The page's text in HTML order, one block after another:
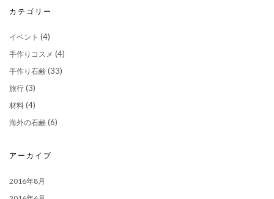
カテゴリー
イベント (4)
手作りコスメ (4)
手作り石鹸 (33)
旅行 (3)
材料 (4)
海外の石鹸 (6)
アーカイブ
2016年8月